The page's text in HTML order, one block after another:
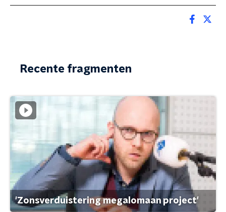
Recente fragmenten
'Zonsverduistering megalomaan project'